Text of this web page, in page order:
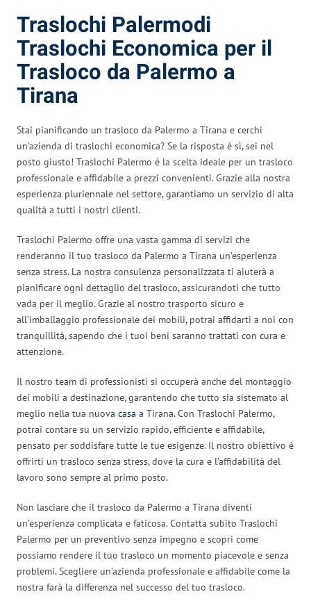
Traslochi Palermodi
Traslochi Economica per il
Trasloco da Palermo a
Tirana
Stai pianificando un trasloco da Palermo a Tirana e cerchi
un’azienda di traslochi economica? Se la risposta è sì, sei nel
posto giusto! Traslochi Palermo è la scelta ideale per un trasloco
professionale e affidabile a prezzi convenienti. Grazie alla nostra
esperienza pluriennale nel settore, garantiamo un servizio di alta
qualità a tutti i nostri clienti.
Traslochi Palermo offre una vasta gamma di servizi che
renderanno il tuo trasloco da Palermo a Tirana un’esperienza
senza stress. La nostra consulenza personalizzata ti aiuterà a
pianificare ogni dettaglio del trasloco, assicurandoti che tutto
vada per il meglio. Grazie al nostro trasporto sicuro e
all’imballaggio professionale dei mobili, potrai affidarti a noi con
tranquillità, sapendo che i tuoi beni saranno trattati con cura e
attenzione.
Il nostro team di professionisti si occuperà anche del montaggio
dei mobili a destinazione, garantendo che tutto sia sistemato al
meglio nella tua nuova casa a Tirana. Con Traslochi Palermo,
potrai contare su un servizio rapido, efficiente e affidabile,
pensato per soddisfare tutte le tue esigenze. Il nostro obiettivo è
offrirti un trasloco senza stress, dove la cura e l’affidabilità del
lavoro sono sempre al primo posto.
Non lasciare che il trasloco da Palermo a Tirana diventi
un’esperienza complicata e faticosa. Contatta subito Traslochi
Palermo per un preventivo senza impegno e scopri come
possiamo rendere il tuo trasloco un momento piacevole e senza
problemi. Scegliere un’azienda professionale e affidabile come la
nostra farà la differenza nel successo del tuo trasloco.